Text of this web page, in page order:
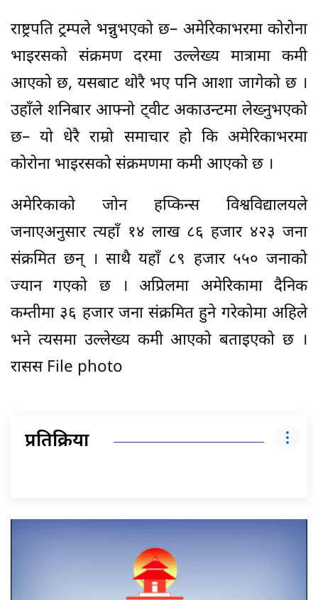
राष्ट्रपति ट्रम्पले भन्नुभएको छ– अमेरिकाभरमा कोरोना
भाइरसको संक्रमण दरमा उल्लेख्य मात्रामा कमी
आएको छ, यसबाट थोरै भए पनि आशा जागेको छ ।
उहाँले शनिबार आफ्नो ट्वीट अकाउन्टमा लेख्नुभएको
छ– यो धेरै राम्रो समाचार हो कि अमेरिकाभरमा
कोरोना भाइरसको संक्रमणमा कमी आएको छ ।
अमेरिकाको जोन हप्किन्स विश्वविद्यालयले
जनाएअनुसार त्यहाँ १४ लाख ८६ हजार ४२३ जना
संक्रमित छन् । साथै यहाँ ८९ हजार ५५० जनाको
ज्यान गएको छ । अप्रिलमा अमेरिकामा दैनिक
कम्तीमा ३६ हजार जना संक्रमित हुने गरेकोमा अहिले
भने त्यसमा उल्लेख्य कमी आएको बताइएको छ ।
रासस File photo
प्रतिक्रिया